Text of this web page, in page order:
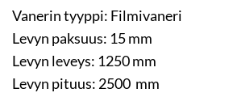
Vanerin tyyppi: Filmivaneri
Levyn paksuus: 15 mm
Levyn leveys: 1250 mm
Levyn pituus: 2500 mm